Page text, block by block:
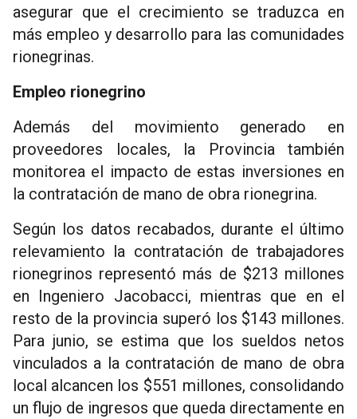
asegurar que el crecimiento se traduzca en
más empleo y desarrollo para las comunidades
rionegrinas.
Empleo rionegrino
Además del movimiento generado en
proveedores locales, la Provincia también
monitorea el impacto de estas inversiones en
la contratación de mano de obra rionegrina.
Según los datos recabados, durante el último
relevamiento la contratación de trabajadores
rionegrinos representó más de $213 millones
en Ingeniero Jacobacci, mientras que en el
resto de la provincia superó los $143 millones.
Para junio, se estima que los sueldos netos
vinculados a la contratación de mano de obra
local alcancen los $551 millones, consolidando
un flujo de ingresos que queda directamente en